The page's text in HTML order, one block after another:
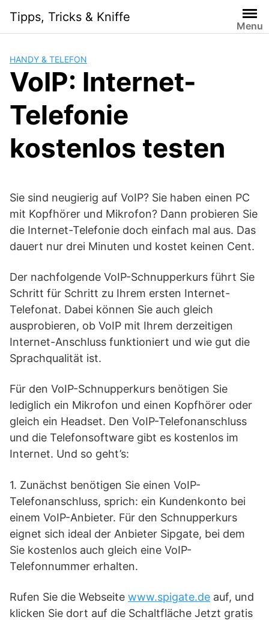
content
Tipps, Tricks & Kniffe
Menu
HANDY & TELEFON
VoIP: Internet-
Telefonie
kostenlos testen
Sie sind neugierig auf VoIP? Sie haben einen PC
mit Kopfhörer und Mikrofon? Dann probieren Sie
die Internet-Telefonie doch einfach mal aus. Das
dauert nur drei Minuten und kostet keinen Cent.
Der nachfolgende VoIP-Schnupperkurs führt Sie
Schritt für Schritt zu Ihrem ersten Internet-
Telefonat. Dabei können Sie auch gleich
ausprobieren, ob VoIP mit Ihrem derzeitigen
Internet-Anschluss funktioniert und wie gut die
Sprachqualität ist.
Für den VoIP-Schnupperkurs benötigen Sie
lediglich ein Mikrofon und einen Kopfhörer oder
gleich ein Headset. Den VoIP-Telefonanschluss
und die Telefonsoftware gibt es kostenlos im
Internet. Und so geht’s:
1. Zunächst benötigen Sie einen VoIP-
Telefonanschluss, sprich: ein Kundenkonto bei
einem VoIP-Anbieter. Für den Schnupperkurs
eignet sich ideal der Anbieter Sipgate, bei dem
Sie kostenlos auch gleich eine VoIP-
Telefonnummer erhalten.
Rufen Sie die Webseite www.spigate.de auf, und
klicken Sie dort auf die Schaltfläche Jetzt gratis